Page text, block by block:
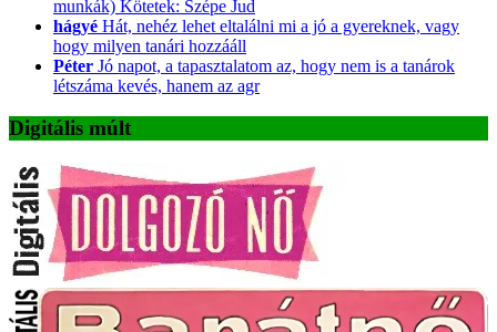
munkák) Kötetek: Szépe Jud
hágyé Hát, nehéz lehet eltalálni mi a jó a gyereknek, vagy
hogy milyen tanári hozzááll
Péter Jó napot, a tapasztalatom az, hogy nem is a tanárok
létszáma kevés, hanem az agr
Digitális múlt